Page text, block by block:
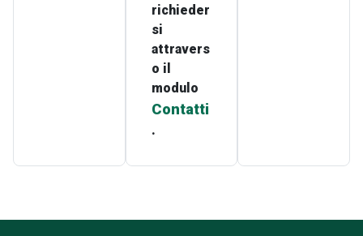
richieder
si
attravers
o il
modulo
Contatti
.